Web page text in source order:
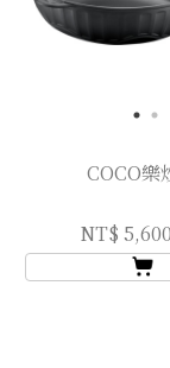
COCO樂
NT$